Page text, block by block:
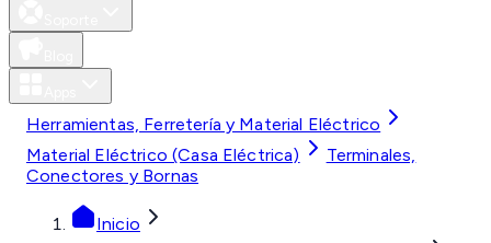
Herramientas, Ferretería y Material Eléctrico
Material Eléctrico (Casa Eléctrica)
Terminales,
Conectores y Bornas
Inicio